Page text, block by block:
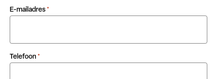
E-mailadres *
Telefoon *